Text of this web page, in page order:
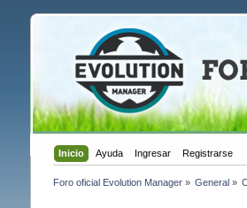
Inicio Ayuda Ingresar Registrarse
Foro oficial Evolution Manager» General »